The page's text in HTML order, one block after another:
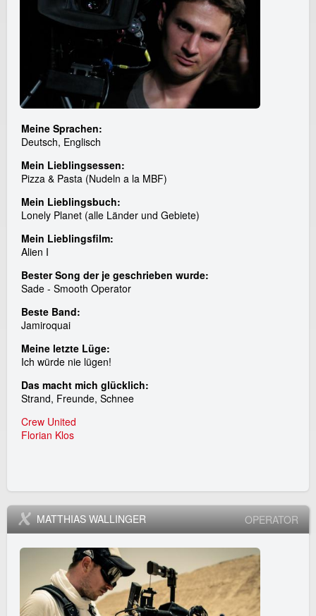
Meine Sprachen:
Deutsch, Englisch
Mein Lieblingsessen:
Pizza & Pasta (Nudeln a la MBF)
Mein Lieblingsbuch:
Lonely Planet (alle Länder und Gebiete)
Mein Lieblingsfilm:
Alien I
Bester Song der je geschrieben wurde:
Sade - Smooth Operator
Beste Band:
Jamiroquai
Meine letzte Lüge:
Ich würde nie lügen!
Das macht mich glücklich:
Strand, Freunde, Schnee
Crew United
Florian Klos
MATTHIAS WALLINGER OPERATOR